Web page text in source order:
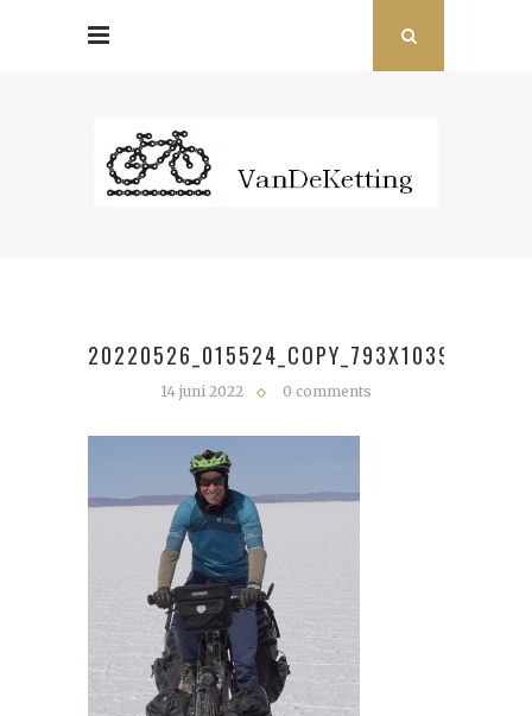
20220526_015524_COPY_793X1039
14 juni 2022 0 comments